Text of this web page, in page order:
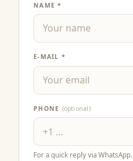
NAME *
E-MAIL *
PHONE (optional)
For a quick reply via WhatsApp.